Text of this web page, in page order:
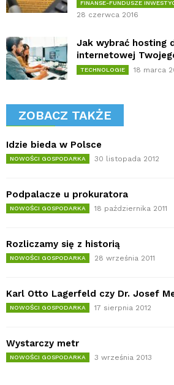
FINANSE-FUNDUSZE
28 czerwca 2016
Jak wybrać hosting
internetowej
TECHNOLOGIE 18 marca
ZOBACZ TAKŻE
Idzie bieda w Polsce
NOWOŚCI GOSPODARKA 30 listopada 2012
Podpalacze u prokuratora
NOWOŚCI GOSPODARKA 18 października 2011
Rozliczamy się z historią
NOWOŚCI GOSPODARKA 28 września 2011
Karl Otto Lagerfeld czy Dr. Josef
NOWOŚCI GOSPODARKA 17 sierpnia 2012
Wystarczy metr
NOWOŚCI GOSPODARKA 3 września 2013